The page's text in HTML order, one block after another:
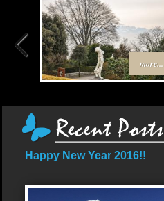
more...
Happy New Year 2016!!